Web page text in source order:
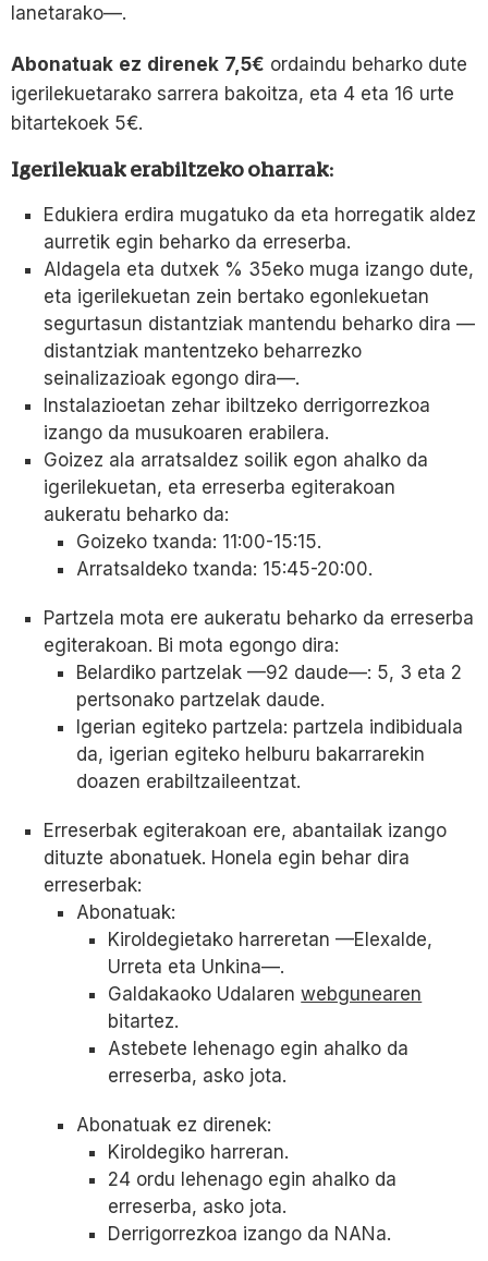
lanetarako—.
Abonatuak ez direnek 7,5€ ordaindu beharko dute
igerilekuetarako sarrera bakoitza, eta 4 eta 16 urte
bitartekoek 5€.
Igerilekuak erabiltzeko oharrak:
Edukiera erdira mugatuko da eta horregatik aldez
aurretik egin beharko da erreserba.
Aldagela eta dutxek % 35eko muga izango dute,
eta igerilekuetan zein bertako egonlekuetan
segurtasun distantziak mantendu beharko dira —
distantziak mantentzeko beharrezko
seinalizazioak egongo dira—.
Instalazioetan zehar ibiltzeko derrigorrezkoa
izango da musukoaren erabilera.
Goizez ala arratsaldez soilik egon ahalko da
igerilekuetan, eta erreserba egiterakoan
aukeratu beharko da:
Goizeko txanda: 11:00-15:15.
Arratsaldeko txanda: 15:45-20:00.
Partzela mota ere aukeratu beharko da erreserba
egiterakoan. Bi mota egongo dira:
Belardiko partzelak —92 daude—: 5, 3 eta 2
pertsonako partzelak daude.
Igerian egiteko partzela: partzela indibiduala
da, igerian egiteko helburu bakarrarekin
doazen erabiltzaileentzat.
Erreserbak egiterakoan ere, abantailak izango
dituzte abonatuek. Honela egin behar dira
erreserbak:
Abonatuak:
Kiroldegietako harreretan —Elexalde,
Urreta eta Unkina—.
Galdakaoko Udalarenwebgunearen
bitartez.
Astebete lehenago egin ahalko da
erreserba, asko jota.
Abonatuak ez direnek:
Kiroldegiko harreran.
24 ordu lehenago egin ahalko da
erreserba, asko jota.
Derrigorrezkoa izango da NANa.